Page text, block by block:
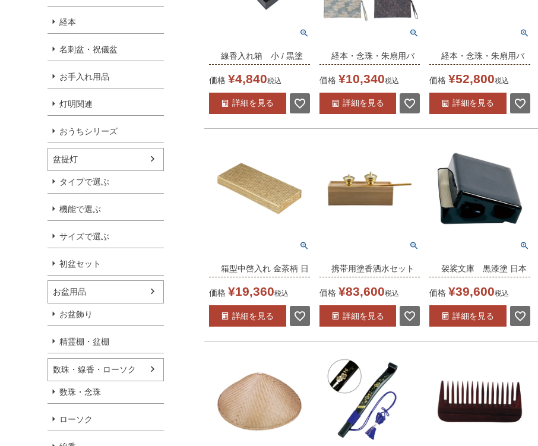
経本
名刺盆・祝儀盆
お手入れ用品
灯明関連
おうちシリーズ
盆提灯
タイプで選ぶ
機能で選ぶ
サイズで選ぶ
初盆セット
お盆用品
お盆飾り
精霊棚・盆棚
数珠・線香・ローソク
数珠・念珠
ローソク
線香入れ箱 小 / 黒塗
（7055-0110） 日本製
価格 ¥4,840税込
詳細を見る
経本・念珠・朱扇用バ
ッグ 日本製 (5460-
1101)
価格 ¥10,340税込
詳細を見る
経本・念珠・朱扇用バ
ッグ【京印伝】 紺 日本
製 （5460-1202）
価格 ¥52,800税込
詳細を見る
箱型中啓入れ 金茶柄 日
本製 （5090-0020）
価格 ¥19,360税込
詳細を見る
携帯用塗香洒水セット
（5361-0000）日本製
※受注生産品
価格 ¥83,600税込
詳細を見る
袈裟文庫 黒漆塗 日本
製 （5000-0101）
価格 ¥39,600税込
詳細を見る